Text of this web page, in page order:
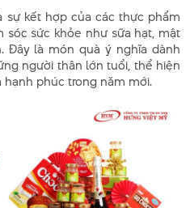
sự kết hợp của các thực phẩm
sóc sức khỏe như sữa hạt, mật
Đây là món quà ý nghĩa dành
người thân lớn tuổi, thể hiện
phúc trong năm mới.